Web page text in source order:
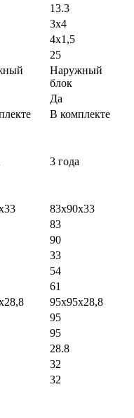
13.3
3x4
4x1,5
25
Наружный
блок
Да
В комплекте
3 года
83х90х33
83
90
33
54
61
95х95х28,8
95
95
28.8
32
32